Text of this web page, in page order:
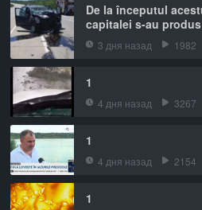
De la începutul
capitalei s-au produs
3 дня назад 1982
1
4 дня назад 3267
1
4 дня назад 2154
1